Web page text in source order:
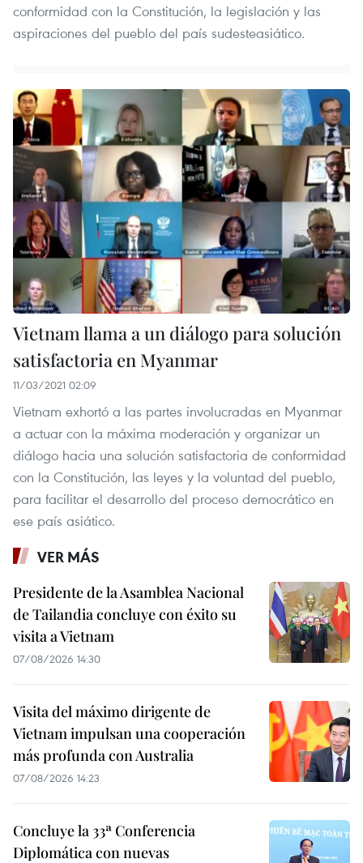
conformidad con la Constitución, la legislación y las
aspiraciones del pueblo del país sudesteasiático.
Vietnam llama a un diálogo para solución
satisfactoria en Myanmar
11/03/2021 02:09
Vietnam exhortó a las partes involucradas en Myanmar
a actuar con la máxima moderación y organizar un
diálogo hacia una solución satisfactoria de conformidad
con la Constitución, las leyes y la voluntad del pueblo,
para facilitar el desarrollo del proceso democrático en
ese país asiático.
VER MÁS
Presidente de la Asamblea Nacional
de Tailandia concluye con éxito su
visita a Vietnam
07/08/2026 14:30
Visita del máximo dirigente de
Vietnam impulsan una cooperación
más profunda con Australia
07/08/2026 14:23
Concluye la 33ª Conferencia
Diplomática con nuevas